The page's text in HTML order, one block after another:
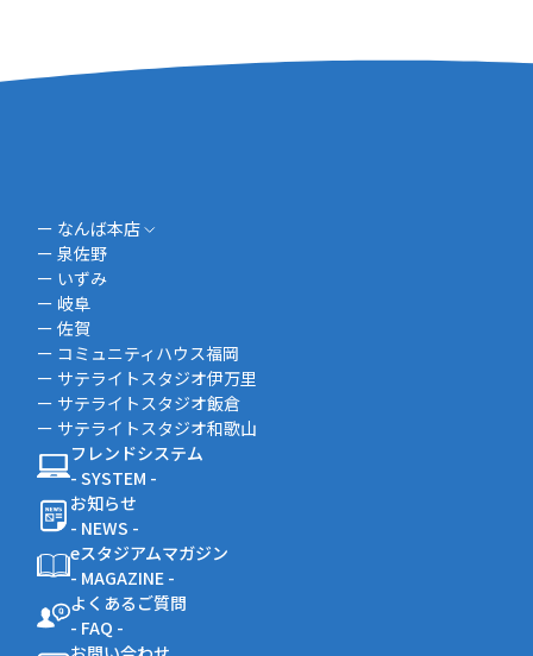
ー なんば本店
ー 泉佐野
ー いずみ
ー 岐阜
ー 佐賀
ー コミュニティハウス福岡
ー サテライトスタジオ伊万里
ー サテライトスタジオ飯倉
ー サテライトスタジオ和歌山
フレンドシステム
- SYSTEM -
お知らせ
- NEWS -
eスタジアムマガジン
- MAGAZINE -
よくあるご質問
- FAQ -